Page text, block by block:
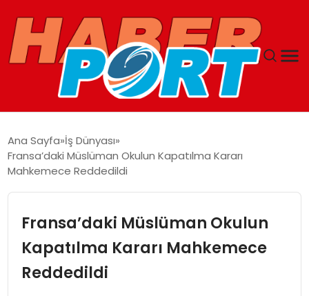
GUNCEL
SPOR
Ana Sayfa İş Dünyası
Fransa’daki Müslüman Okulun Kapatılma Kararı
Mahkemece Reddedildi
Fransa’daki Müslüman Okulun
Kapatılma Kararı Mahkemece
Reddedildi